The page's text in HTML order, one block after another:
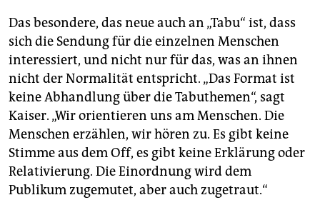
Das besondere, das neue auch an „Tabu“ ist, dass
sich die Sendung für die einzelnen Menschen
interessiert, und nicht nur für das, was an ihnen
nicht der Normalität entspricht. „Das Format ist
keine Abhandlung über die Tabuthemen“, sagt
Kaiser. „Wir orientieren uns am Menschen. Die
Menschen erzählen, wir hören zu. Es gibt keine
Stimme aus dem Off, es gibt keine Erklärung oder
Relativierung. Die Einordnung wird dem
Publikum zugemutet, aber auch zugetraut.“